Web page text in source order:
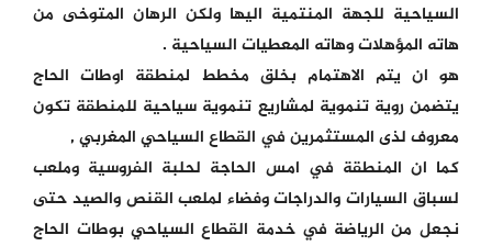
السياحية للجهة المنتمية اليها ولكن الرهان المتوخى من
هاته المؤهلات وهاته المعطيات السياحية .
هو ان يتم الاهتمام بخلق مخطط لمنطقة اوطات الحاج
يتضمن روية تنموية لمشاريع تنموية سياحية للمنطقة تكون
معروف لذى المستثمرين في القطاع السياحي المغربي ,
كما ان المنطقة في امس الحاجة لحلبة الفروسية وملعب
لسباق السيارات والدراجات وفضاء لملعب القنص والصيد حتى
نجعل من الرياضة في خدمة القطاع السياحي بوطات الحاج